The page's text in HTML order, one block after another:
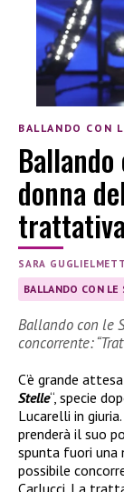
BALLANDO CON
donna
SARA
BALLANDO CON LE
Ballando con le
concorrente:
C’è grande
Stelle“, specie
Lucarelli in
prenderà il suo
spunta fuori una
possibile